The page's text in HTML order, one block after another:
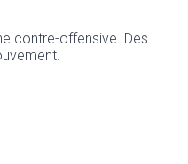
contre-offensive. Des